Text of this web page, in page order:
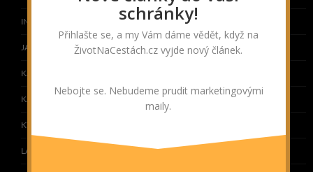
INDONÉSIE
JAPONSKO
KAMBODŽA
KAZACHSTÁN
KYRGYZSTÁN
LAOS
schránky!
Přihlašte se, a my Vám dáme vědět, když na
ŽivotNaCestách.cz vyjde nový článek.
Nebojte se. Nebudeme prudit marketingovými
maily.